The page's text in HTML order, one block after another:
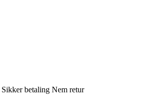
Sikker betaling Nem retur